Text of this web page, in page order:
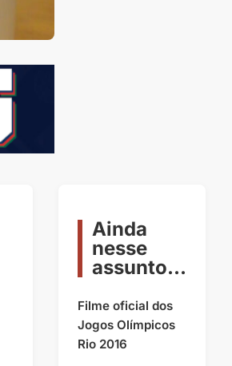
Ainda
nesse
assunto...
Filme oficial dos
Jogos Olímpicos
Rio 2016